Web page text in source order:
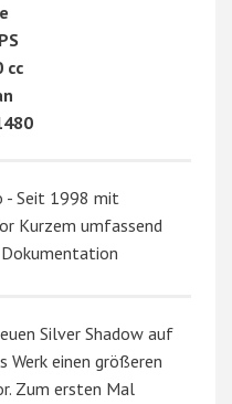
cc
- Seit 1998 mit
Kurzem umfassend
Silver Shadow auf
Werk einen größeren
Zum ersten Mal